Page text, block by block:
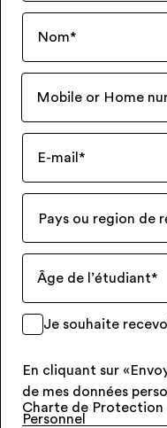
Nom*
Mobile or Home
E-mail *
Pays ou region de
Âge de l’étudiant*
Je souhaite
En cliquant sur
de mes données
Charte de Protection
Personnel